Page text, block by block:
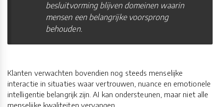
besluitvorming blijven domeinen waarin
mensen een belangrijke voorsprong
behouden.
Klanten verwachten bovendien nog steeds menselijke
interactie in situaties waar vertrouwen, nuance en emotionele
intelligentie belangrijk zijn. AI kan ondersteunen, maar niet alle